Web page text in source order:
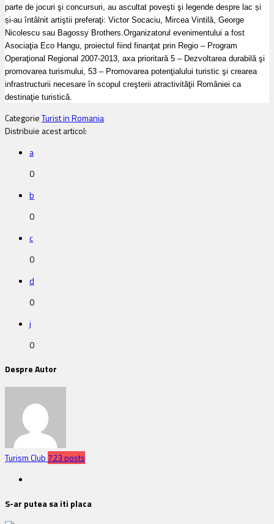
parte de jocuri şi concursuri, au ascultat poveşti şi legende despre lac și
și-au întâlnit artiştii preferaţi: Victor Socaciu, Mircea Vintilă, George
Nicolescu sau Bagossy Brothers.Organizatorul evenimentului a fost
Asociaţia Eco Hangu, proiectul fiind finanţat prin Regio – Program
Operaţional Regional 2007-2013, axa prioritară 5 – Dezvoltarea durabilă şi
promovarea turismului, 53 – Promovarea potenţialului turistic şi crearea
infrastructurii necesare în scopul creşterii atractivităţii României ca
destinaţie turistică.
CategorieTurist in Romania
Distribuie acest articol:
a
0
b
0
c
0
d
0
j
0
Despre Autor
Turism Club 723 posts
S-ar putea sa iti placa